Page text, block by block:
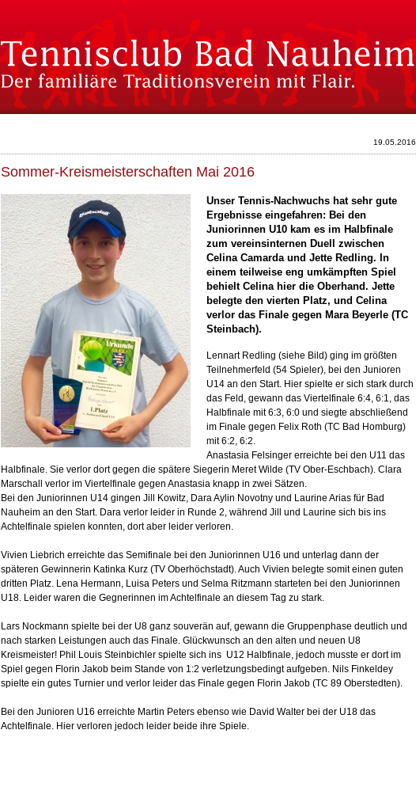
19.05.2016
Sommer-Kreismeisterschaften Mai 2016
Unser Tennis-Nachwuchs hat sehr gute
Ergebnisse eingefahren: Bei den
Juniorinnen U10 kam es im Halbfinale
zum vereinsinternen Duell zwischen
Celina Camarda und Jette Redling. In
einem teilweise eng umkämpften Spiel
behielt Celina hier die Oberhand. Jette
belegte den vierten Platz, und Celina
verlor das Finale gegen Mara Beyerle (TC
Steinbach).
Lennart Redling (siehe Bild) ging im größten
Teilnehmerfeld (54 Spieler), bei den Junioren
U14 an den Start. Hier spielte er sich stark durch
das Feld, gewann das Viertelfinale 6:4, 6:1, das
Halbfinale mit 6:3, 6:0 und siegte abschließend
im Finale gegen Felix Roth (TC Bad Homburg)
mit 6:2, 6:2.
Anastasia Felsinger erreichte bei den U11 das
Halbfinale. Sie verlor dort gegen die spätere Siegerin Meret Wilde (TV Ober-Eschbach). Clara
Marschall verlor im Viertelfinale gegen Anastasia knapp in zwei Sätzen.
Bei den Juniorinnen U14 gingen Jill Kowitz, Dara Aylin Novotny und Laurine Arias für Bad
Nauheim an den Start. Dara verlor leider in Runde 2, während Jill und Laurine sich bis ins
Achtelfinale spielen konnten, dort aber leider verloren.
Vivien Liebrich erreichte das Semifinale bei den Juniorinnen U16 und unterlag dann der
späteren Gewinnerin Katinka Kurz (TV Oberhöchstadt). Auch Vivien belegte somit einen guten
dritten Platz. Lena Hermann, Luisa Peters und Selma Ritzmann starteten bei den Juniorinnen
U18. Leider waren die Gegnerinnen im Achtelfinale an diesem Tag zu stark.
Lars Nockmann spielte bei der U8 ganz souverän auf, gewann die Gruppenphase deutlich und
nach starken Leistungen auch das Finale. Glückwunsch an den alten und neuen U8
Kreismeister! Phil Louis Steinbichler spielte sich ins U12 Halbfinale, jedoch musste er dort im
Spiel gegen Florin Jakob beim Stande von 1:2 verletzungsbedingt aufgeben. Nils Finkeldey
spielte ein gutes Turnier und verlor leider das Finale gegen Florin Jakob (TC 89 Oberstedten).
Bei den Junioren U16 erreichte Martin Peters ebenso wie David Walter bei der U18 das
Achtelfinale. Hier verloren jedoch leider beide ihre Spiele.